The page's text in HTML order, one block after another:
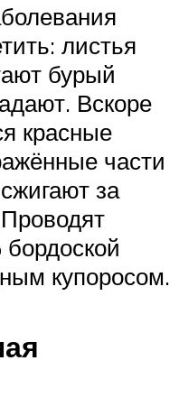
листья
бурый
Вскоре
красные
части
за
купоросом.